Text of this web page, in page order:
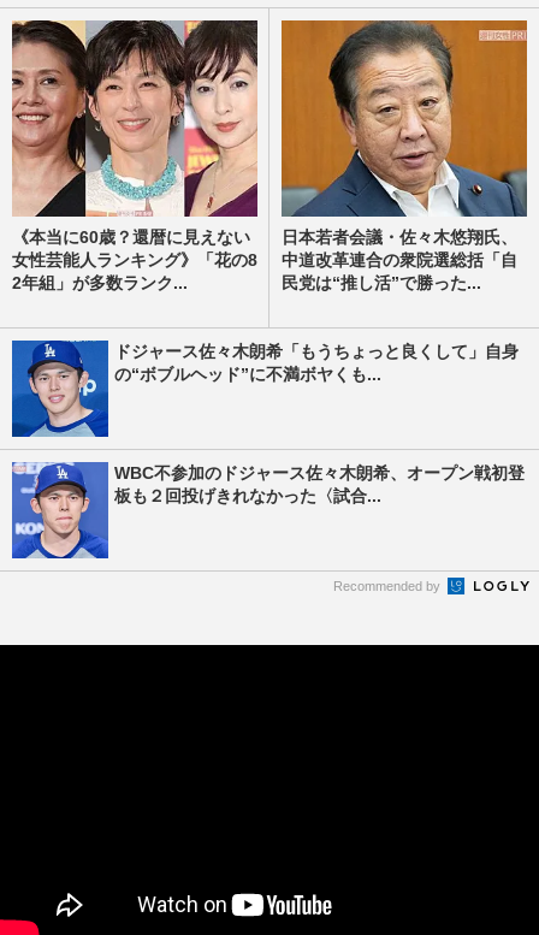
《本当に60歳？還暦に見えない
女性芸能人ランキング》「花の8
2年組」が多数ランク...
日本若者会議・佐々木悠翔氏、
中道改革連合の衆院選総括「自
民党は“推し活”で勝った...
ドジャース佐々木朗希「もうちょっと良くして」自身
の“ボブルヘッド”に不満ボヤくも...
WBC不参加のドジャース佐々木朗希、オープン戦初登
板も２回投げきれなかった〈試合...
Recommended by